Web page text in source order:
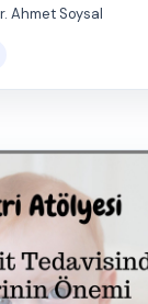
Ahmet Soysal